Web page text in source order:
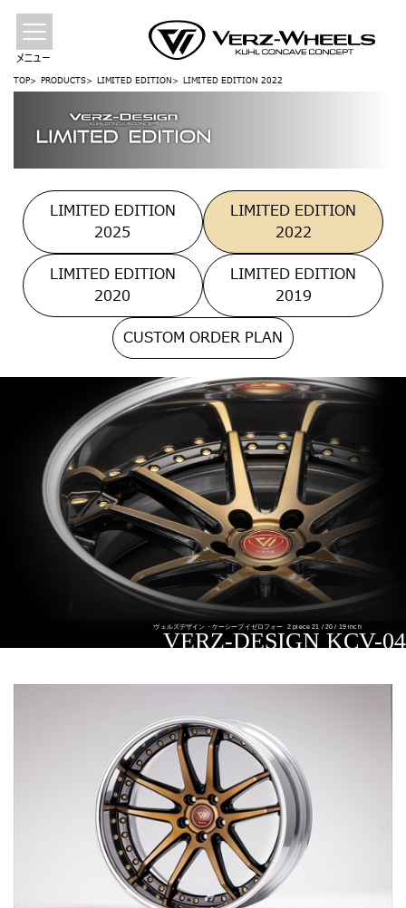
メニュー
TOP PRODUCTS LIMITED EDITION LIMITED EDITION 2022
LIMITED EDITION
2025
LIMITED EDITION
2022
LIMITED EDITION
2020
LIMITED EDITION
2019
CUSTOM ORDER PLAN
ヴェルズデザイン・ケーシーブイゼロフォー 2 piece 21 / 20 / 19 inch
VERZ-DESIGN KCV-04